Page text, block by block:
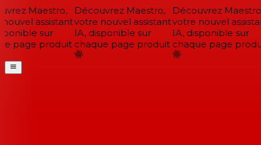
Maestro,
assistant
sur
page produit
Découvrez Maestro,
votre nouvel assistant
IA, disponible sur
chaque page produit
Découvrez Maestro,
votre nouvel
IA, disponible sur
chaque page